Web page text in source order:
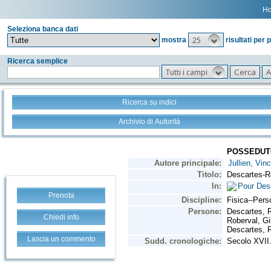
Seleziona banca dati
mostra
25 risultati per
Ricerca semplice
Tutti i campi
Ricerca su indici
Archivio di Autorità
Prenota
Chiedi info
Lascia un commento